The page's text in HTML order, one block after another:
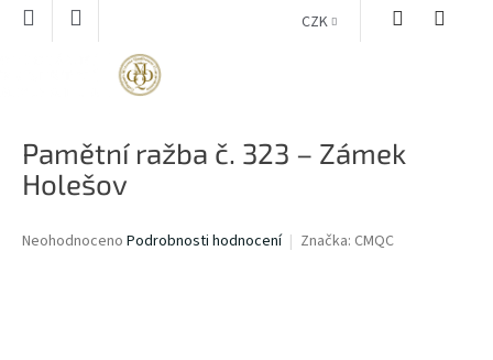
Přejít
CZK
Pamětní ražba č. 323 – Zámek
Holešov
Průměrné
Neohodnoceno Podrobnosti hodnocení Značka: CMQC